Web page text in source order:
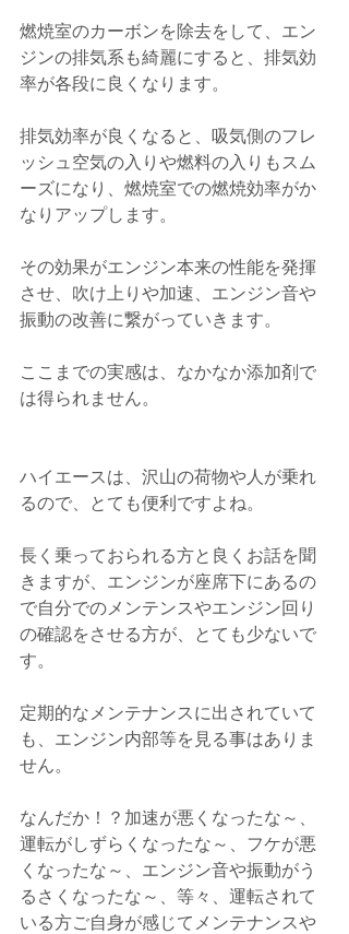
燃焼室のカーボンを除去をして、エン
ジンの排気系も綺麗にすると、排気効
率が各段に良くなります。
排気効率が良くなると、吸気側のフレ
ッシュ空気の入りや燃料の入りもスム
ーズになり、燃焼室での燃焼効率がか
なりアップします。
その効果がエンジン本来の性能を発揮
させ、吹け上りや加速、エンジン音や
振動の改善に繋がっていきます。
ここまでの実感は、なかなか添加剤で
は得られません。
ハイエースは、沢山の荷物や人が乗れ
るので、とても便利ですよね。
長く乗っておられる方と良くお話を聞
きますが、エンジンが座席下にあるの
で自分でのメンテンスやエンジン回り
の確認をさせる方が、とても少ないで
す。
定期的なメンテナンスに出されていて
も、エンジン内部等を見る事はありま
せん。
なんだか！？加速が悪くなったな～、
運転がしずらくなったな～、フケが悪
くなったな～、エンジン音や振動がう
るさくなったな～、等々、運転されて
いる方ご自身が感じてメンテナンスや